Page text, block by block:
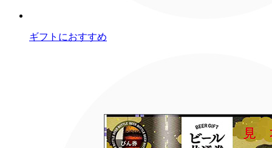
ギフトにおすすめ